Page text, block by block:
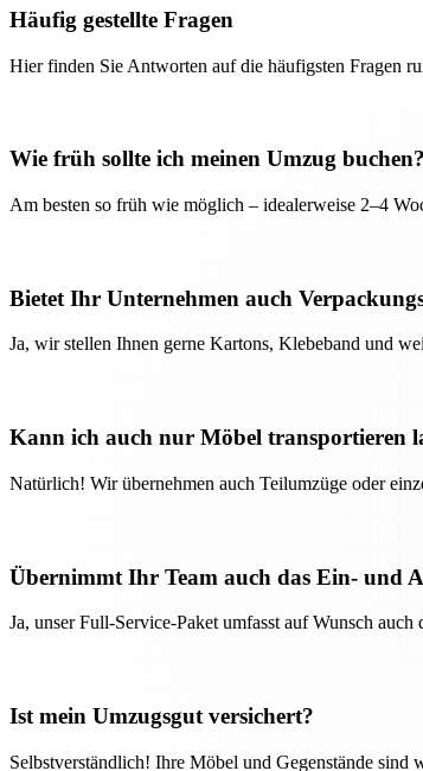
Häufig gestellte Fragen
Hier finden Sie Antworten auf die häufigsten Fragen
Wie früh sollte ich meinen Umzug buchen?
Am besten so früh wie möglich – idealerweise 2–4
Bietet Ihr Unternehmen auch
Ja, wir stellen Ihnen gerne Kartons, Klebeband und
Kann ich auch nur Möbel transportieren
Natürlich! Wir übernehmen auch Teilumzüge oder
Übernimmt Ihr Team auch das Ein- und
Ja, unser Full-Service-Paket umfasst auf Wunsch
Ist mein Umzugsgut versichert?
Selbstverständlich! Ihre Möbel und Gegenstände sind